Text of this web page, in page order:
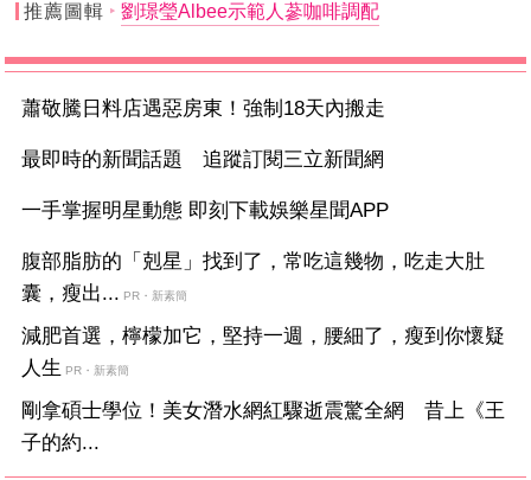
推薦圖輯 劉璟瑩Albee示範人蔘咖啡調配
蕭敬騰日料店遇惡房東！強制18天內搬走
最即時的新聞話題 追蹤訂閱三立新聞網
一手掌握明星動態 即刻下載娛樂星聞APP
腹部脂肪的「剋星」找到了，常吃這幾物，吃走大肚
囊，瘦出... PR・新素簡
減肥首選，檸檬加它，堅持一週，腰細了，瘦到你懷疑
人生 PR・新素簡
剛拿碩士學位！美女潛水網紅驟逝震驚全網 昔上《王
子的約...